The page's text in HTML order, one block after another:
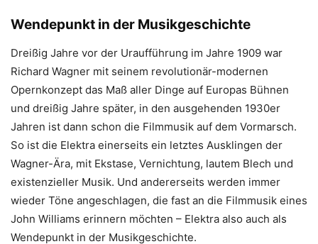
Wendepunkt in der Musikgeschichte
Dreißig Jahre vor der Uraufführung im Jahre 1909 war
Richard Wagner mit seinem revolutionär-modernen
Opernkonzept das Maß aller Dinge auf Europas Bühnen
und dreißig Jahre später, in den ausgehenden 1930er
Jahren ist dann schon die Filmmusik auf dem Vormarsch.
So ist die Elektra einerseits ein letztes Ausklingen der
Wagner-Ära, mit Ekstase, Vernichtung, lautem Blech und
existenzieller Musik. Und andererseits werden immer
wieder Töne angeschlagen, die fast an die Filmmusik eines
John Williams erinnern möchten – Elektra also auch als
Wendepunkt in der Musikgeschichte.